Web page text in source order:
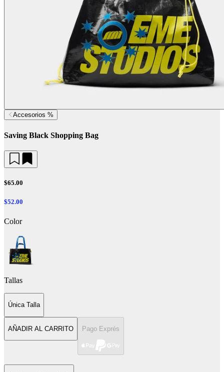
Accesorios %
Saving Black Shopping Bag
$65.00
$52.00
Color
Tallas
Única Talla
AÑADIR AL CARRITO Pago Exprés